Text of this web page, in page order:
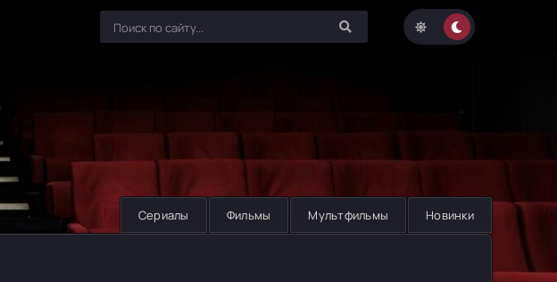
Сериалы Фильмы Мультфильмы Новинки